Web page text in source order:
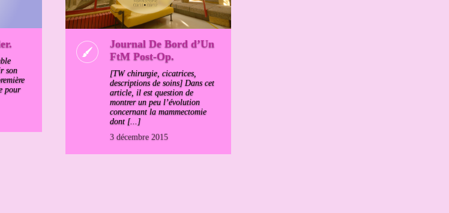
son
pour
Journal De Bord d’Un
FtM Post-Op.
[TW chirurgie, cicatrices,
descriptions de soins] Dans cet
article, il est question de
montrer un peu l’évolution
concernant la mammectomie
dont [...]
3 décembre 2015